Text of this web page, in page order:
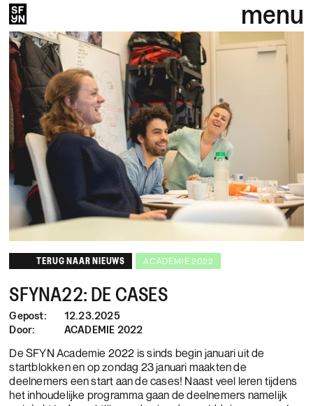
menu
TERUG NAAR NIEUWS ACADEMIE 2022
SFYNA22: DE CASES
Gepost:
12.23.2025
Door:
ACADEMIE 2022
De SFYN Academie 2022 is sinds begin januari uit de
startblokken en op zondag 23 januari maakten de
deelnemers een start aan de cases! Naast veel leren tijdens
het inhoudelijke programma gaan de deelnemers namelijk